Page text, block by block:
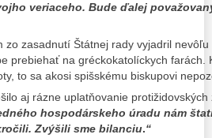
veriaceho. Bude ďalej
zo zasadnutí Štátnej rady vyjadril
prebiehať na gréckokatolíckych farách.
to sa akosi spišskému biskupovi
aj rázne uplatňovanie
hospodárskeho úradu nám
Zvýšili sme bilanciu.“